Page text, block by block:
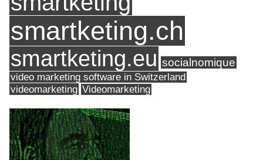
smartketing.ch
smartketing.eu socialnomique
video marketing software in Switzerland
videomarketing Videomarketing